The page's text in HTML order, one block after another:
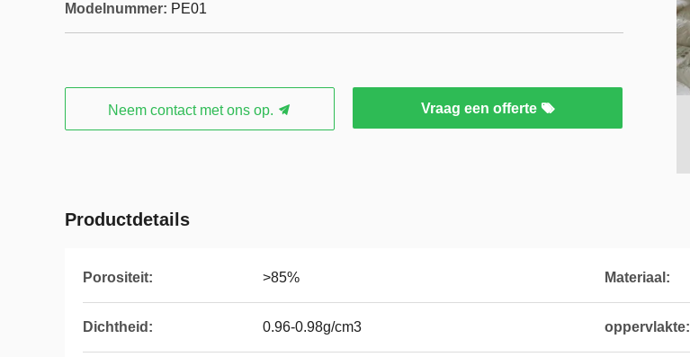
Modelnummer: PE01
Neem contact met ons op. Vraag een offerte
Productdetails
Porositeit: >85% Materiaal:
Dichtheid: 0.96-0.98g/cm3 oppervlakte: